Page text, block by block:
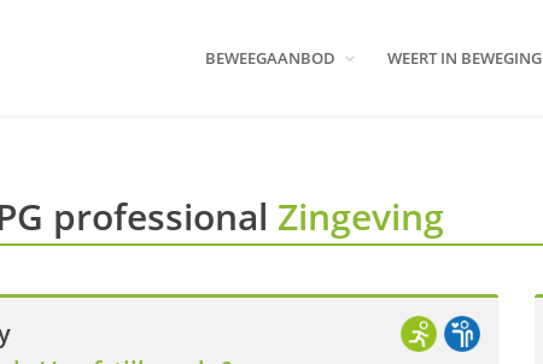
BEWEEGAANBOD WEERT IN BEWEGING
professional Zingeving